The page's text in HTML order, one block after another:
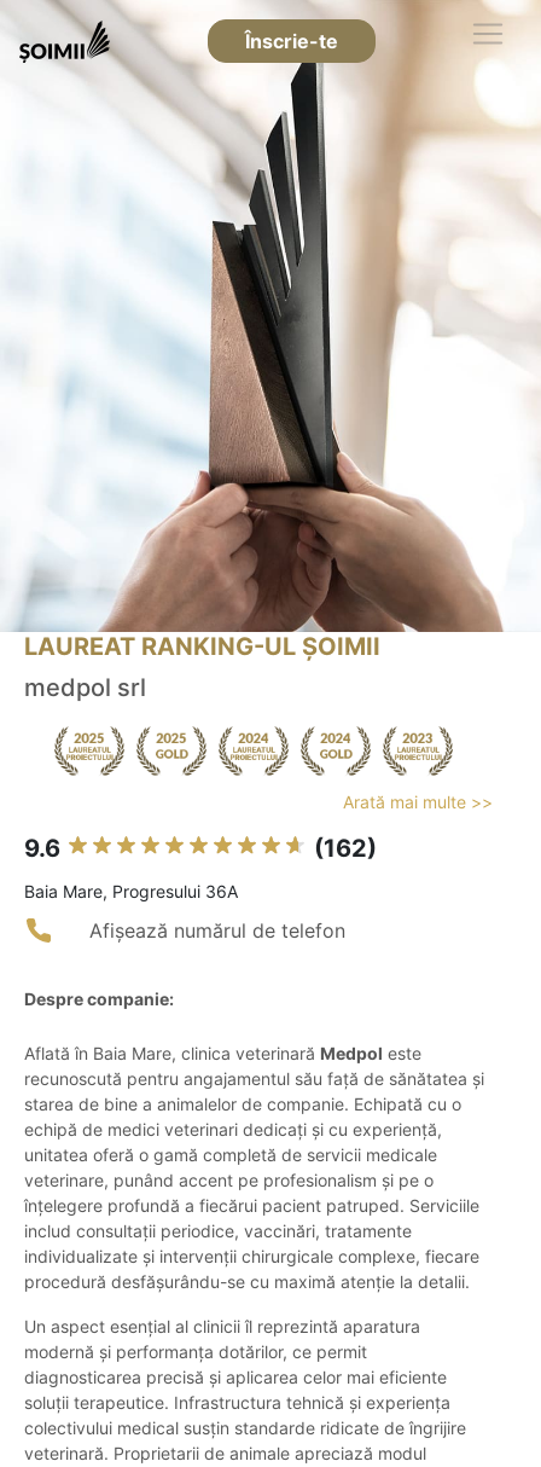
Înscrie-te
LAUREAT RANKING-UL ȘOIMII
medpol srl
Arată mai multe >>
9.6 (162)
Baia Mare, Progresului 36A
Afișează numărul de telefon
Despre companie:
Aflată în Baia Mare, clinica veterinară Medpol este
recunoscută pentru angajamentul său față de sănătatea și
starea de bine a animalelor de companie. Echipată cu o
echipă de medici veterinari dedicați și cu experiență,
unitatea oferă o gamă completă de servicii medicale
veterinare, punând accent pe profesionalism și pe o
înțelegere profundă a fiecărui pacient patruped. Serviciile
includ consultații periodice, vaccinări, tratamente
individualizate și intervenții chirurgicale complexe, fiecare
procedură desfășurându-se cu maximă atenție la detalii.
Un aspect esențial al clinicii îl reprezintă aparatura
modernă și performanța dotărilor, ce permit
diagnosticarea precisă și aplicarea celor mai eficiente
soluții terapeutice. Infrastructura tehnică și experiența
colectivului medical susțin standarde ridicate de îngrijire
veterinară. Proprietarii de animale apreciază modul